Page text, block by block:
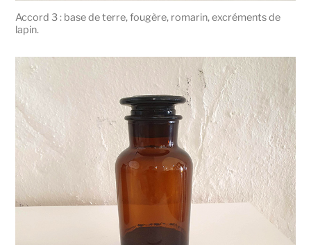
Accord 3 : base de terre, fougère, romarin, excréments de
lapin.